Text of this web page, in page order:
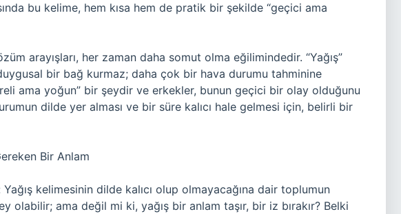
bu kelime, hem kısa hem de pratik bir şekilde “geçici ama
arayışları, her zaman daha somut olma eğilimindedir. “Yağış”
bir bağ kurmaz; daha çok bir hava durumu tahminine
ama yoğun” bir şeydir ve erkekler, bunun geçici bir olay olduğunu
dilde yer alması ve bir süre kalıcı hale gelmesi için, belirli bir
Bir Anlam
kelimesinin dilde kalıcı olup olmayacağına dair toplumun
olabilir; ama değil mi ki, yağış bir anlam taşır, bir iz bırakır? Belki